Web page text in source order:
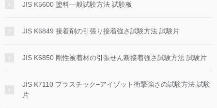
JIS K5600 塗料一般試験方法 試験板
JIS K6849 接着剤の引張り接着強さ試験方法 試験片
JIS K6850 剛性被着材の引張せん断接着強さ試験方法 試験片
JIS K7110 プラスチック−アイゾット衝撃強さの試験方法 試験
片